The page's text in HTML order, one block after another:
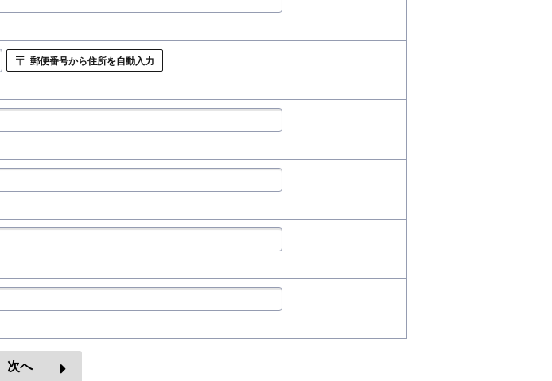
〒 郵便番号から住所を自動入力
次へ